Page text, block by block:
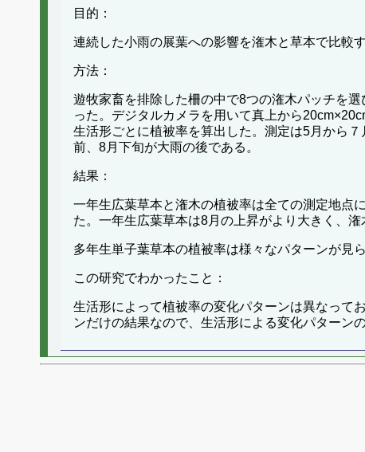
目的：
連続した小雨の展葉への影響を潅木と草本で比較す
方法：
遊牧家畜を排除した柵の中で8つの潅木パッチを
った。デジタルカメラを用いて真上から
生活形ごとに植被率を算出した。測定は5月から
前、8月下旬が大雨の後である。
結果：
一年生広葉草本と潅木の植被率は全ての測定地点
た。一年生広葉草本は8月の上昇がより大きく、潅
多年生単子葉草本の植被率は様々なパターンが見
この研究でわかったこと：
生活形によって植被率の変化パターンは異なって
ンだけの結果なので、生活形による変化パターン